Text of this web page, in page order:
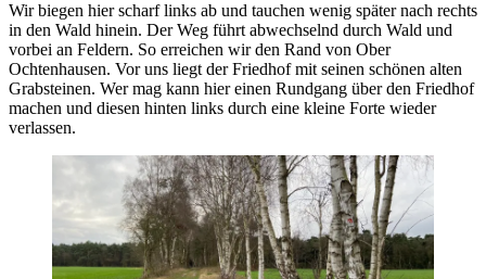
Wir biegen hier scharf links ab und tauchen wenig später nach rechts
in den Wald hinein. Der Weg führt abwechselnd durch Wald und
vorbei an Feldern. So erreichen wir den Rand von Ober
Ochtenhausen. Vor uns liegt der Friedhof mit seinen schönen alten
Grabsteinen. Wer mag kann hier einen Rundgang über den Friedhof
machen und diesen hinten links durch eine kleine Forte wieder
verlassen.